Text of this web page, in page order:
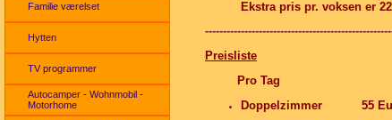
Familie værelset
Hytten
TV programmer
Autocamper - Wohnmobil -
Motorhome
Ekstra pris pr. voksen er
Preisliste
Pro Tag
Doppelzimmer 55